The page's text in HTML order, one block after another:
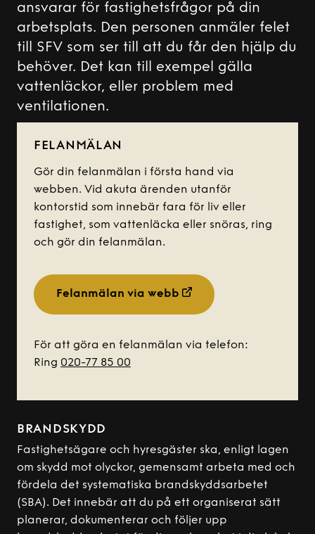
ansvarar för fastighetsfrågor på din
arbetsplats. Den personen anmäler felet
till SFV som ser till att du får den hjälp du
behöver. Det kan till exempel gälla
vattenläckor, eller problem med
ventilationen.
FELANMÄLAN
Gör din felanmälan i första hand via
webben. Vid akuta ärenden utanför
kontorstid som innebär fara för liv eller
fastighet, som vattenläcka eller snöras, ring
och gör din felanmälan.
Felanmälan via webb
För att göra en felanmälan via telefon:
Ring 020-77 85 00
BRANDSKYDD
Fastighetsägare och hyresgäster ska, enligt lagen
om skydd mot olyckor, gemensamt arbeta med och
fördela det systematiska brandskyddsarbetet
(SBA). Det innebär att du på ett organiserat sätt
planerar, dokumenterar och följer upp